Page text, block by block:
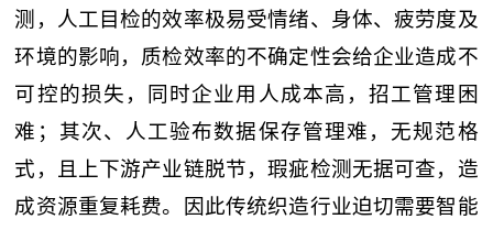
测，人工目检的效率极易受情绪、身体、疲劳度及
环境的影响，质检效率的不确定性会给企业造成不
可控的损失，同时企业用人成本高，招工管理困
难；其次、人工验布数据保存管理难，无规范格
式，且上下游产业链脱节，瑕疵检测无据可查，造
成资源重复耗费。因此传统织造行业迫切需要智能